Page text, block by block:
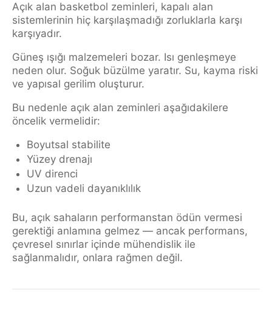
Açık alan basketbol zeminleri, kapalı alan
sistemlerinin hiç karşılaşmadığı zorluklarla karşı
karşıyadır.
Güneş ışığı malzemeleri bozar. Isı genleşmeye
neden olur. Soğuk büzülme yaratır. Su, kayma riski
ve yapısal gerilim oluşturur.
Bu nedenle açık alan zeminleri aşağıdakilere
öncelik vermelidir:
Boyutsal stabilite
Yüzey drenajı
UV direnci
Uzun vadeli dayanıklılık
Bu, açık sahaların performanstan ödün vermesi
gerektiği anlamına gelmez — ancak performans,
çevresel sınırlar içinde mühendislik ile
sağlanmalıdır, onlara rağmen değil.